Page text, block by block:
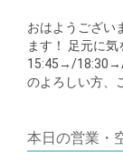
おはようござい
ます！ 足元に
15:45→/18:30→/
のよろしい方、
本日の営業・